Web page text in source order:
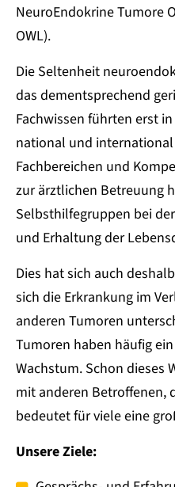
NeuroEndokrine Tumore
OWL).
Die Seltenheit
das dementsprechend
Fachwissen führten erst
national und
Fachbereichen und
zur ärztlichen Betreuung
Selbsthilfegruppen bei
und Erhaltung der
Dies hat sich auch
sich die Erkrankung im
anderen Tumoren
Tumoren haben häufig
Wachstum. Schon dieses
mit anderen Betroffenen,
bedeutet für viele eine
Unsere Ziele: